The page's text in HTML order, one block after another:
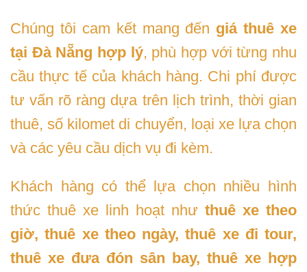
Chúng tôi cam kết mang đến giá thuê xe
tại Đà Nẵng hợp lý, phù hợp với từng nhu
cầu thực tế của khách hàng. Chi phí được
tư vấn rõ ràng dựa trên lịch trình, thời gian
thuê, số kilomet di chuyển, loại xe lựa chọn
và các yêu cầu dịch vụ đi kèm.
Khách hàng có thể lựa chọn nhiều hình
thức thuê xe linh hoạt như thuê xe theo
giờ, thuê xe theo ngày, thuê xe đi tour,
thuê xe đưa đón sân bay, thuê xe hợp